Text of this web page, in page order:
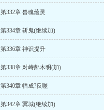
第332章 兽魂蕴灵
第334章 斩鬼(继续加)
第336章 神识提升
第338章 对峙郝木明(加)
第340章 幡成?反噬
第342章 冥城(继续加)